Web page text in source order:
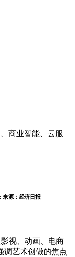
商业智能、云服
来源： 经济日报
视、动画、电商
调艺术创做的焦点